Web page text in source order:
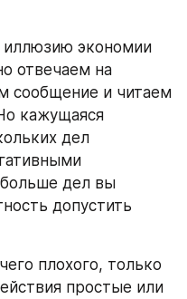
иллюзию экономии
отвечаем на
сообщение и читаем
кажущаяся
дел
дел вы
допустить
плохого, только
простые или